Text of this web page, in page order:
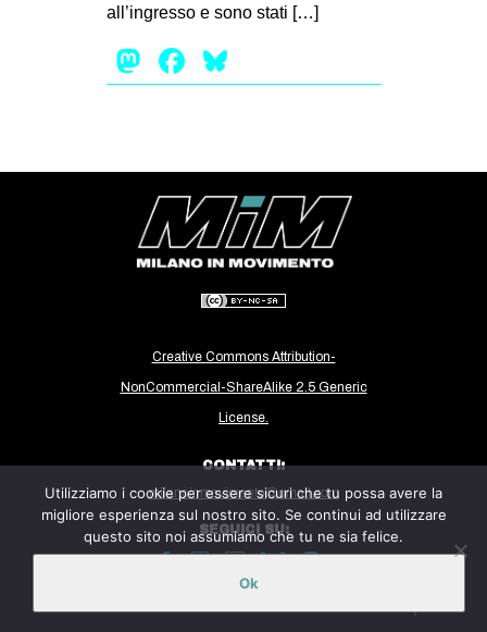
MIGRAZIONI
PRECARIATO
REPRESSIONE
ARTE
CINEMA
RECENSIONI
INTERNAZIONALE
AMERICHE
ESTREMO ORIENTE
EUROPA
MEDIO ORIENTE
MONDO
all’ingresso e sono stati […]
Mastodon
Facebook
Creative Commons Attribution-
NonCommercial-ShareAlike 2.5 Generic
License.
CONTATTI:
milanoinmovimento@gmail.com
SEGUICI SU:
Utilizziamo i cookie per essere sicuri che tu possa avere la
migliore esperienza sul nostro sito. Se continui ad utilizzare
questo sito noi assumiamo che tu ne sia felice.
Ok